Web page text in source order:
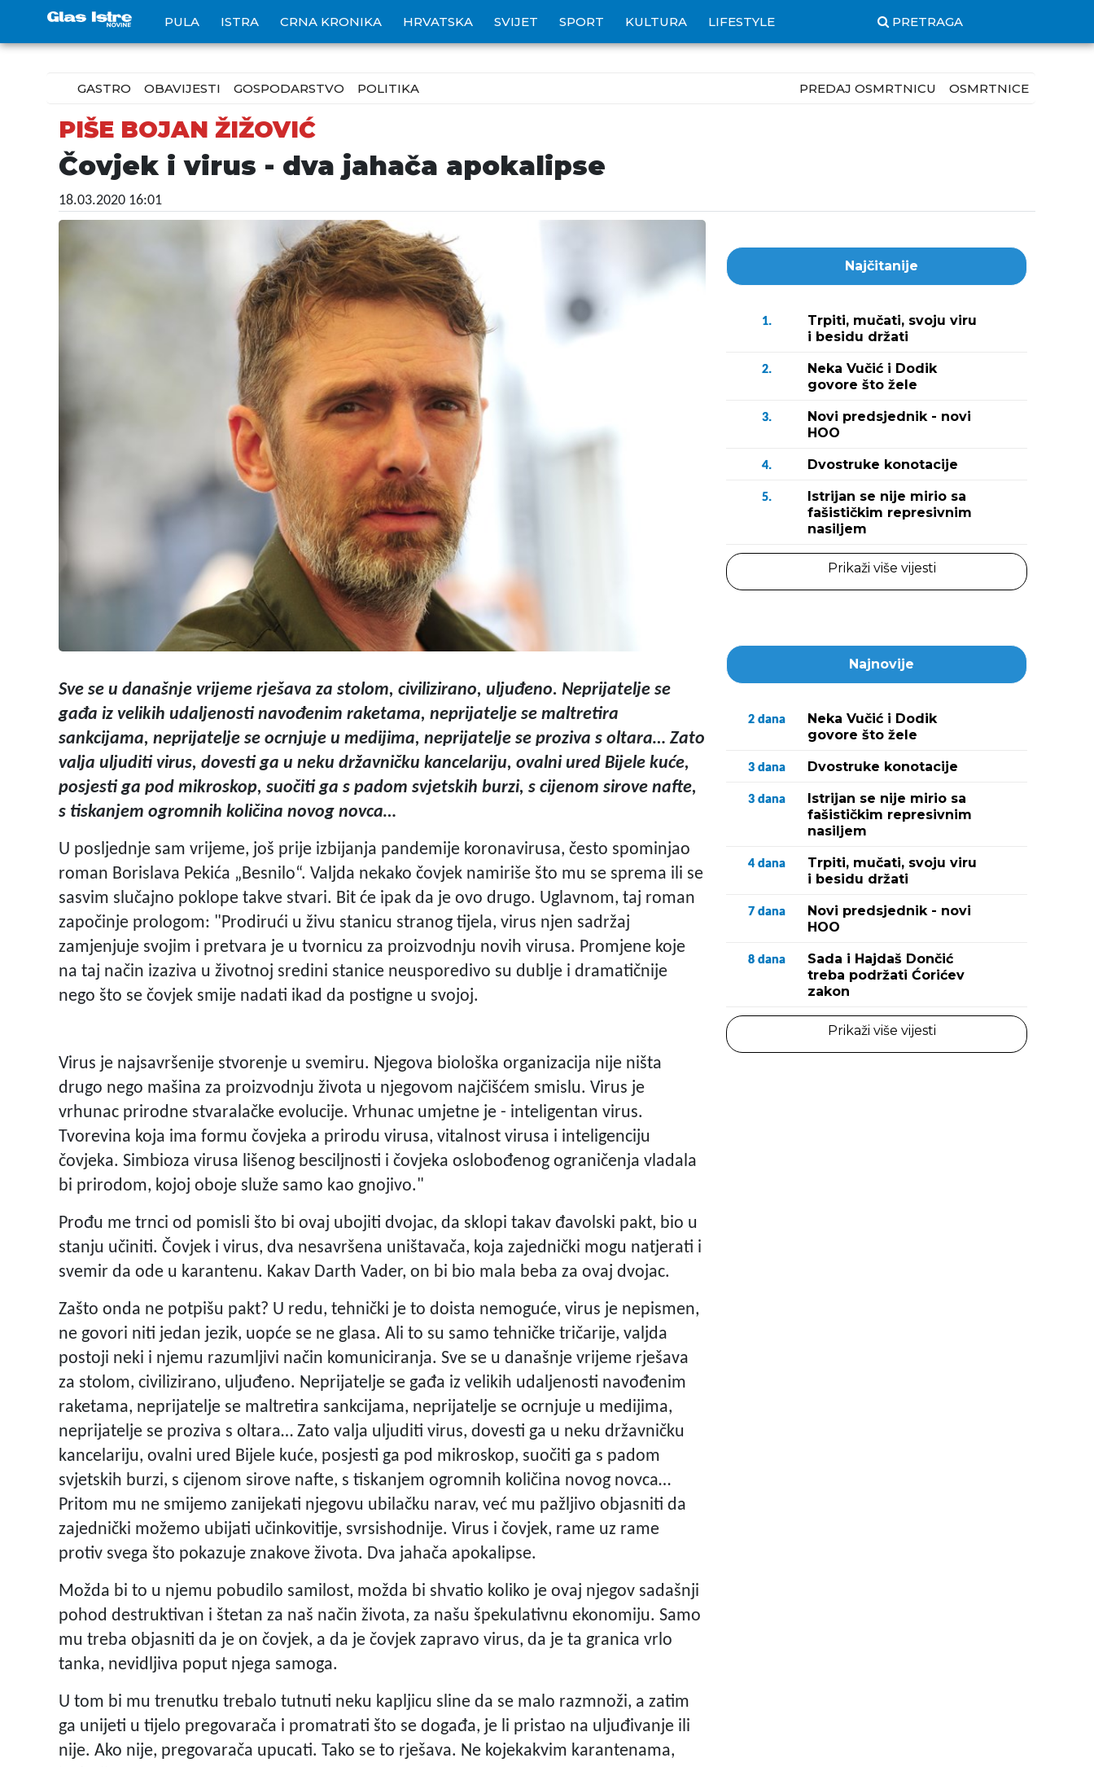
PULA ISTRA CRNA KRONIKA HRVATSKA SVIJET SPORT KULTURA LIFESTYLE PRETRAGA
GASTRO OBAVIJESTI GOSPODARSTVO POLITIKA PREDAJ OSMRTNICU OSMRTNICE
PIŠE BOJAN ŽIŽOVIĆ
Čovjek i virus - dva jahača apokalipse
18.03.2020 16:01
Sve se u današnje vrijeme rješava za stolom, civilizirano, uljuđeno. Neprijatelje se
gađa iz velikih udaljenosti navođenim raketama, neprijatelje se maltretira
sankcijama, neprijatelje se ocrnjuje u medijima, neprijatelje se proziva s oltara… Zato
valja uljuditi virus, dovesti ga u neku državničku kancelariju, ovalni ured Bijele kuće,
posjesti ga pod mikroskop, suočiti ga s padom svjetskih burzi, s cijenom sirove nafte,
s tiskanjem ogromnih količina novog novca…
U posljednje sam vrijeme, još prije izbijanja pandemije koronavirusa, često spominjao
roman Borislava Pekića „Besnilo“. Valjda nekako čovjek namiriše što mu se sprema ili se
sasvim slučajno poklope takve stvari. Bit će ipak da je ovo drugo. Uglavnom, taj roman
započinje prologom: "Prodirući u živu stanicu stranog tijela, virus njen sadržaj
zamjenjuje svojim i pretvara je u tvornicu za proizvodnju novih virusa. Promjene koje
na taj način izaziva u životnoj sredini stanice neusporedivo su dublje i dramatičnije
nego što se čovjek smije nadati ikad da postigne u svojoj.
Virus je najsavršenije stvorenje u svemiru. Njegova biološka organizacija nije ništa
drugo nego mašina za proizvodnju života u njegovom najčišćem smislu. Virus je
vrhunac prirodne stvaralačke evolucije. Vrhunac umjetne je - inteligentan virus.
Tvorevina koja ima formu čovjeka a prirodu virusa, vitalnost virusa i inteligenciju
čovjeka. Simbioza virusa lišenog besciljnosti i čovjeka oslobođenog ograničenja vladala
bi prirodom, kojoj oboje služe samo kao gnojivo."
Prođu me trnci od pomisli što bi ovaj ubojiti dvojac, da sklopi takav đavolski pakt, bio u
stanju učiniti. Čovjek i virus, dva nesavršena uništavača, koja zajednički mogu natjerati i
svemir da ode u karantenu. Kakav Darth Vader, on bi bio mala beba za ovaj dvojac.
Zašto onda ne potpišu pakt? U redu, tehnički je to doista nemoguće, virus je nepismen,
ne govori niti jedan jezik, uopće se ne glasa. Ali to su samo tehničke tričarije, valjda
postoji neki i njemu razumljivi način komuniciranja. Sve se u današnje vrijeme rješava
za stolom, civilizirano, uljuđeno. Neprijatelje se gađa iz velikih udaljenosti navođenim
raketama, neprijatelje se maltretira sankcijama, neprijatelje se ocrnjuje u medijima,
neprijatelje se proziva s oltara… Zato valja uljuditi virus, dovesti ga u neku državničku
kancelariju, ovalni ured Bijele kuće, posjesti ga pod mikroskop, suočiti ga s padom
svjetskih burzi, s cijenom sirove nafte, s tiskanjem ogromnih količina novog novca…
Pritom mu ne smijemo zanijekati njegovu ubilačku narav, već mu pažljivo objasniti da
zajednički možemo ubijati učinkovitije, svrsishodnije. Virus i čovjek, rame uz rame
protiv svega što pokazuje znakove života. Dva jahača apokalipse.
Možda bi to u njemu pobudilo samilost, možda bi shvatio koliko je ovaj njegov sadašnji
pohod destruktivan i štetan za naš način života, za našu špekulativnu ekonomiju. Samo
mu treba objasniti da je on čovjek, a da je čovjek zapravo virus, da je ta granica vrlo
tanka, nevidljiva poput njega samoga.
U tom bi mu trenutku trebalo tutnuti neku kapljicu sline da se malo razmnoži, a zatim
ga unijeti u tijelo pregovarača i promatrati što se događa, je li pristao na uljuđivanje ili
nije. Ako nije, pregovarača upucati. Tako se to rješava. Ne kojekakvim karantenama,
Najčitanije
1.
Trpiti, mučati, svoju viru
i besidu držati
2.
Neka Vučić i Dodik
govore što žele
3.
Novi predsjednik - novi
HOO
4. Dvostruke konotacije
5.
Istrijan se nije mirio sa
fašističkim represivnim
nasiljem
Prikaži više vijesti
Najnovije
2 dana
Neka Vučić i Dodik
govore što žele
3 dana Dvostruke konotacije
3 dana
Istrijan se nije mirio sa
fašističkim represivnim
nasiljem
4 dana
Trpiti, mučati, svoju viru
i besidu držati
7 dana
Novi predsjednik - novi
HOO
8 dana
Sada i Hajdaš Dončić
treba podržati Ćorićev
zakon
Prikaži više vijesti